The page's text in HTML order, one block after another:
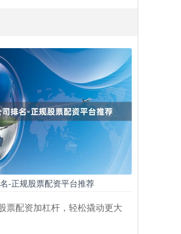
-正规股票配资平台推荐
票配资加杠杆，轻松撬动更大